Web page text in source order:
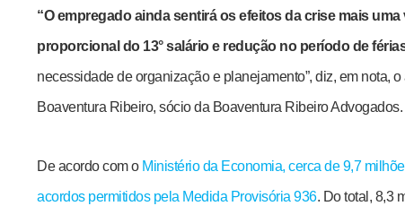
“O empregado ainda sentirá os efeitos da crise mais
proporcional do 13° salário e redução no período de
necessidade de organização e planejamento”, diz, em nota,
Boaventura Ribeiro, sócio da Boaventura Ribeiro Advogados.
De acordo com o Ministério da Economia, cerca de 9,7
acordos permitidos pela Medida Provisória 936. Do total, 8,3